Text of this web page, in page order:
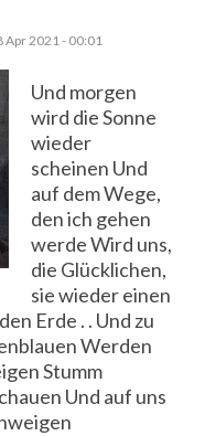
Apr 2021 - 00:01
Und morgen
wird die Sonne
wieder
scheinen Und
auf dem Wege,
den ich gehen
werde Wird uns,
die Glücklichen,
sie wieder einen
Erde . . Und zu
Werden
Stumm
Und auf uns